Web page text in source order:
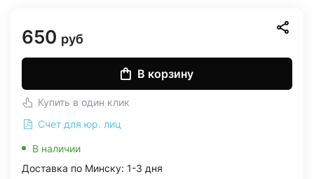
650 руб
В корзину
Купить в один клик
Счет для юр. лиц
В наличии
Доставка по Минску: 1-3 дня